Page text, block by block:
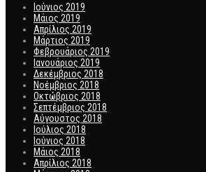
Ιούνιος 2019
Μάιος 2019
Απρίλιος 2019
Μάρτιος 2019
Φεβρουάριος 2019
Ιανουάριος 2019
Δεκέμβριος 2018
Νοέμβριος 2018
Οκτώβριος 2018
Σεπτέμβριος 2018
Αύγουστος 2018
Ιούλιος 2018
Ιούνιος 2018
Μάιος 2018
Απρίλιος 2018